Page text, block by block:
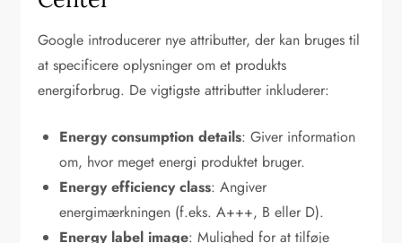
Google introducerer nye attributter, der kan bruges til
at specificere oplysninger om et produkts
energiforbrug. De vigtigste attributter inkluderer:
Energy consumption details: Giver information
om, hvor meget energi produktet bruger.
Energy efficiency class: Angiver
energimærkningen (f.eks. A+++, B eller D).
Energy label image: Mulighed for at tilføje